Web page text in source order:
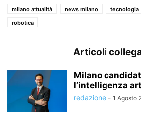
milano attualità
news milano tecnologia
robotica
Articoli
Milano
l’intelligenza
redazione - 1 Agosto